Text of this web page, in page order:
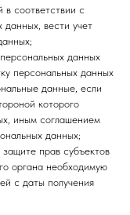
в соответствии с
вести учет
данных
персональных данных
данные, если
которого
иным соглашением
данных;
прав субъектов
органа необходимую
с даты получения